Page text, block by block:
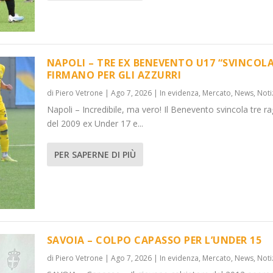
15
NAPOLI – TRE EX BENEVENTO U17
FIRMANO PER GLI AZZURRI
di Piero Vetrone | Ago 7, 2026| In evidenza, Mercato, News,
Napoli – Incredibile, ma vero! Il Benevento svincola tre
del 2009 ex Under 17 e...
PER SAPERNE DI PIÙ
SAVOIA – COLPO CAPASSO PER L’UNDER 15
di Piero Vetrone | Ago 7, 2026| In evidenza, Mercato, News,